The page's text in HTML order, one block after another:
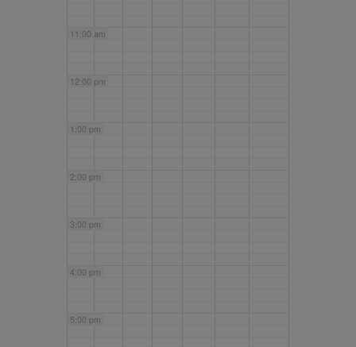
11:00 am
12:00 pm
1:00 pm
2:00 pm
3:00 pm
4:00 pm
5:00 pm